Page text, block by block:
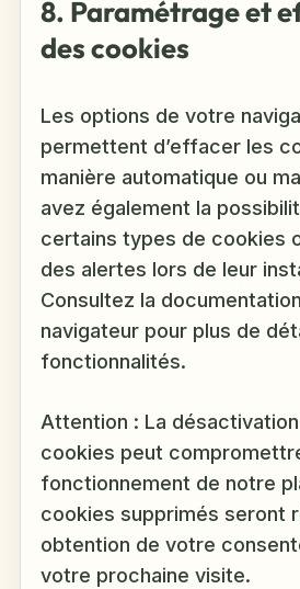
8. Paramétrage et
des cookies
Les options de votre
permettent d’effacer les
manière automatique ou
avez également la
certains types de cookies
des alertes lors de leur
Consultez la
navigateur pour plus de
fonctionnalités.
Attention : La
cookies peut
fonctionnement de notre
cookies supprimés seront
obtention de votre
votre prochaine visite.